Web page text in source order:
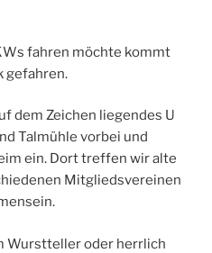
fahren möchte kommt
gefahren.
dem Zeichen liegendes U
Talmühle vorbei und
ein. Dort treffen wir alte
Mitgliedsvereinen
Wurstteller oder herrlich